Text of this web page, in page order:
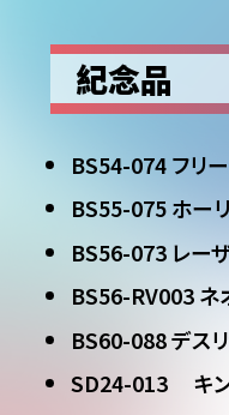
紀念品
BS54-074 フリ
BS55-075 ホー
BS56-073 レー
BS56-RV003 ネ
BS60-088 デス
SD24-013 キン